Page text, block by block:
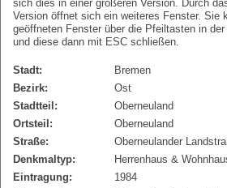
sich dies in einer größeren Version. Durch
Version öffnet sich ein weiteres Fenster. Sie
geöffneten Fenster über die Pfeiltasten in
und diese dann mit ESC schließen.
Stadt:
Bremen
Bezirk:
Ost
Stadtteil:
Oberneuland
Ortsteil:
Oberneuland
Straße:
Oberneulander
Denkmaltyp:
Herrenhaus &
Eintragung:
1984